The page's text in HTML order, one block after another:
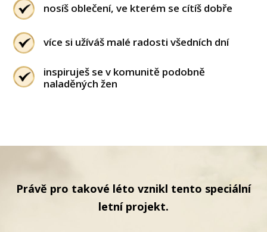
nosíš oblečení, ve kterém se cítíš dobře
více si užíváš malé radosti všedních dní
inspiruješ se v komunitě podobně
naladěných žen
Právě pro takové léto vznikl tento speciální
letní projekt.